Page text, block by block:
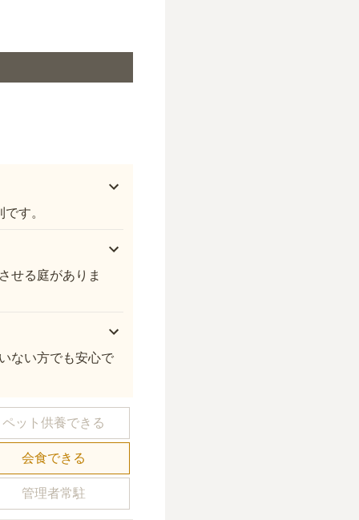
す。
せる庭がありま
ない方でも安心で
ペット供養できる
会食できる
管理者常駐